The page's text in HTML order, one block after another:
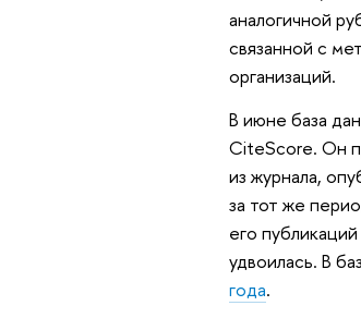
аналогичной
связанной с
организаций.
В июне база
CiteScore. Он
из журнала,
за тот же
его
удвоилась. В
года.